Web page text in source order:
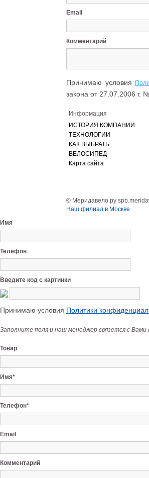
Email
Комментарий
Принимаю условия
закона от 27.07.2006 г.
Информация
ИСТОРИЯ КОМПАНИИ
ТЕХНОЛОГИИ
КАК ВЫБРАТЬ
ВЕЛОСИПЕД
Карта сайта
© Меридавело.ру
Наш филиал в Москве
Имя
Телефон
Введите код с картинки
Принимаю условия Политики
Заполните поля и наш менеджер связется с
Товар
Имя*
Телефон*
Email
Комментарий